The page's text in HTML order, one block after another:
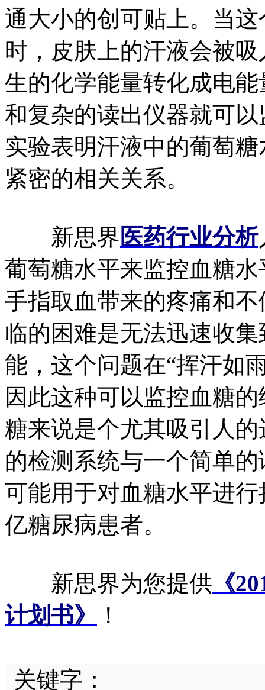
通大小的创可贴上。当
时，皮肤上的汗液会被
生的化学能量转化成电
和复杂的读出仪器就可
实验表明汗液中的葡萄
紧密的相关关系。
新思界 医药行业分析
葡萄糖水平来监控血糖
手指取血带来的疼痛和
临的困难是无法迅速收
能，这个问题在“挥汗如
因此这种可以监控血糖
糖来说是个尤其吸引人
的检测系统与一个简单
可能用于对血糖水平进
亿糖尿病患者。
新思界为您提供 《
计划书》
！
关键字：